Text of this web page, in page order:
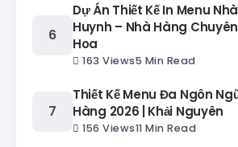
Dự Án Thiết Kế In Menu
Huynh – Nhà Hàng
Hoa
163 Views5 Min Read
Thiết Kế Menu Đa Ngôn
Hàng 2026 | Khải Nguyên
156 Views11 Min Read